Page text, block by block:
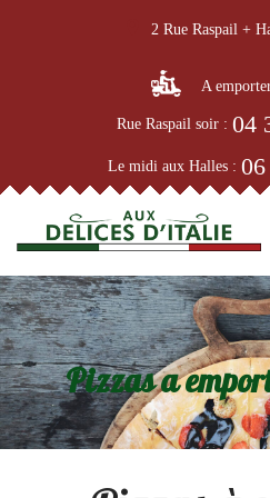
2 Rue Raspail +
A
Rue Raspail soir : 04
Le midi aux Halles :
Pizzas a